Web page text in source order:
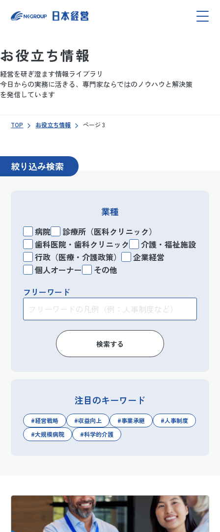
お役立ち情報
経営を研ぎ澄ます情報ライブラリ
今日からの実務に活きる、専門家ならではのノウハウと解決策
を発信しています
TOP お役立ち情報 ページ 3
絞り込み検索
業種
病院
診療所（医科クリニック）
歯科医院・歯科クリニック
介護・福祉施設
行政（医療・介護政策）
企業経営
個人オーナー
その他
フリーワード
検索する
注目のキーワード
経営戦略 収益向上 事業承継
人事制度
大規模病院
科学的介護